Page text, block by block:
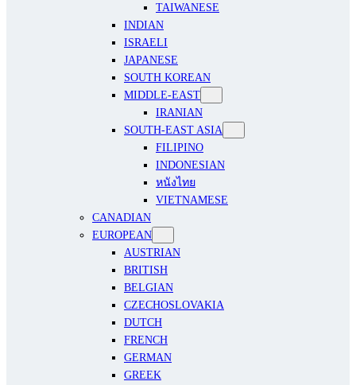
TAIWANESE
INDIAN
ISRAELI
JAPANESE
SOUTH KOREAN
MIDDLE-EAST
IRANIAN
SOUTH-EAST ASIA
FILIPINO
INDONESIAN
หนังไทย
VIETNAMESE
CANADIAN
EUROPEAN
AUSTRIAN
BRITISH
BELGIAN
CZECHOSLOVAKIA
DUTCH
FRENCH
GERMAN
GREEK